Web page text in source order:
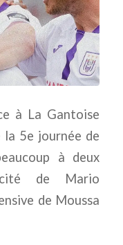
à La Gantoise
5e journée de
à deux
de Mario
de Moussa